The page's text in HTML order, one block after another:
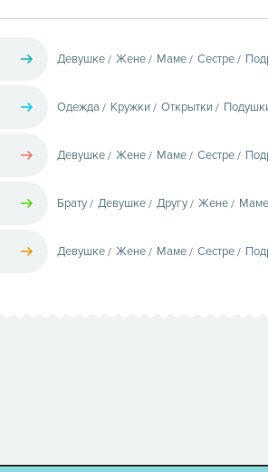
Девушке Жене Маме Сестре
Одежда Кружки Открытки
Девушке Жене Маме Сестре
Брату Девушке Другу Жене Маме
Девушке Жене Маме Сестре